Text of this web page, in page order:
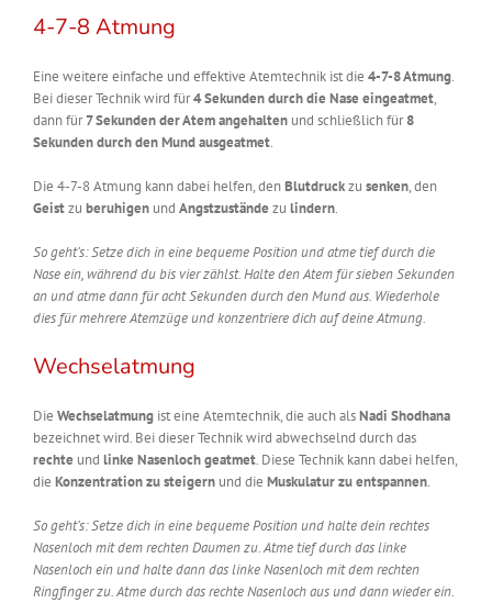
4-7-8 Atmung
Eine weitere einfache und effektive Atemtechnik ist die 4-7-8 Atmung.
Bei dieser Technik wird für4 Sekunden durch die Nase eingeatmet,
dann für7 Sekunden der Atem angehaltenund schließlich für8
Sekunden durch den Mund ausgeatmet.
Die 4-7-8 Atmung kann dabei helfen, denBlutdruckzu senken, den
Geistzu beruhigenund Angstzustände zu lindern.
So geht’s: Setze dich in eine bequeme Position und atme tief durch die
Nase ein, während du bis vier zählst. Halte den Atem für sieben Sekunden
an und atme dann für acht Sekunden durch den Mund aus. Wiederhole
dies für mehrere Atemzüge und konzentriere dich auf deine Atmung.
Wechselatmung
Die Wechselatmungist eine Atemtechnik, die auch alsNadi Shodhana
bezeichnet wird. Bei dieser Technik wird abwechselnd durch das
rechte und linke Nasenloch geatmet. Diese Technik kann dabei helfen,
die Konzentration zu steigern und die Muskulatur zu entspannen.
So geht’s: Setze dich in eine bequeme Position und halte dein rechtes
Nasenloch mit dem rechten Daumen zu. Atme tief durch das linke
Nasenloch ein und halte dann das linke Nasenloch mit dem rechten
Ringfinger zu. Atme durch das rechte Nasenloch aus und dann wieder ein.